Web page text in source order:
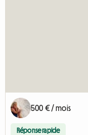
500 € / mois
Réponse rapide